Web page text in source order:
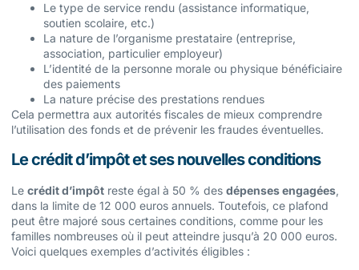
Le type de service rendu (assistance informatique,
soutien scolaire, etc.)
La nature de l’organisme prestataire (entreprise,
association, particulier employeur)
L’identité de la personne morale ou physique bénéficiaire
des paiements
La nature précise des prestations rendues
Cela permettra aux autorités fiscales de mieux comprendre
l’utilisation des fonds et de prévenir les fraudes éventuelles.
Le crédit d’impôt et ses nouvelles conditions
Le crédit d’impôt reste égal à 50 % des dépenses engagées,
dans la limite de 12 000 euros annuels. Toutefois, ce plafond
peut être majoré sous certaines conditions, comme pour les
familles nombreuses où il peut atteindre jusqu’à 20 000 euros.
Voici quelques exemples d’activités éligibles :